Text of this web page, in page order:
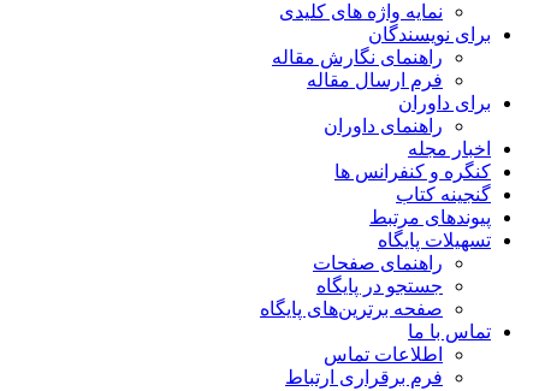
نمایه واژه های کلیدی
برای نویسندگان
راهنمای نگارش مقاله
فرم ارسال مقاله
برای داوران
راهنمای داوران
اخبار مجله
کنگره و کنفرانس ها
گنجینه کتاب
پیوندهای مرتبط
تسهیلات پایگاه
راهنمای صفحات
جستجو در پایگاه
صفحه برترین‌های پایگاه
تماس با ما
اطلاعات تماس
فرم برقراری ارتباط